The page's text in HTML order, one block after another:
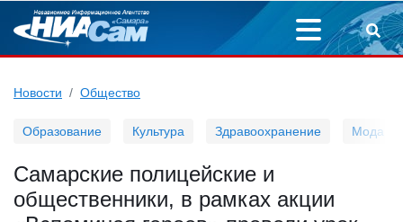
Новости Общество
Образование Культура Здравоохранение Мода
Самарские полицейские и
общественники, в рамках акции